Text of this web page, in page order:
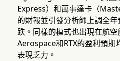
Express）和萬事達卡（
的財報並引發分析師上調全
跌。同樣的模式也出現在航
Aerospace和RTX的盈利預期
表現乏力。